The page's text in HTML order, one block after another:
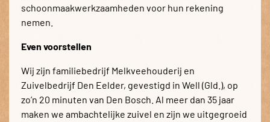
schoonmaakwerkzaamheden voor hun rekening
nemen.
Even voorstellen
Wij zijn familiebedrijf Melkveehouderij en
Zuivelbedrijf Den Eelder, gevestigd in Well (Gld.), op
zo’n 20 minuten van Den Bosch. Al meer dan 35 jaar
maken we ambachtelijke zuivel en zijn we uitgegroeid